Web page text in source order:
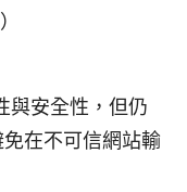
與安全性，但仍
在不可信網站輸